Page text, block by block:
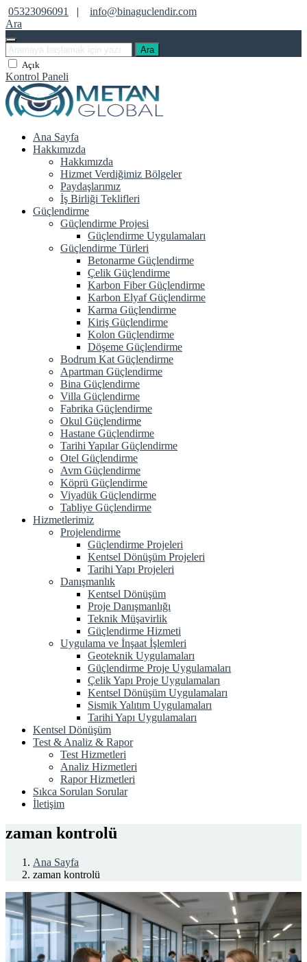
05323096091 |
info@binaguclendir.com
Ara
Ara
Açık
Kontrol Paneli
Ana Sayfa
Hakkımızda
Hakkımızda
Hizmet Verdiğimiz Bölgeler
Paydaşlarımız
İş Birliği Teklifleri
Güçlendirme
Güçlendirme Projesi
Güçlendirme Uygulamaları
Güçlendirme Türleri
Betonarme Güçlendirme
Çelik Güçlendirme
Karbon Fiber Güçlendirme
Karbon Elyaf Güçlendirme
Karma Güçlendirme
Kiriş Güçlendirme
Kolon Güçlendirme
Döşeme Güçlendirme
Bodrum Kat Güçlendirme
Apartman Güçlendirme
Bina Güçlendirme
Villa Güçlendirme
Fabrika Güçlendirme
Okul Güçlendirme
Hastane Güçlendirme
Tarihi Yapılar Güçlendirme
Otel Güçlendirme
Avm Güçlendirme
Köprü Güçlendirme
Viyadük Güçlendirme
Tabliye Güçlendirme
Hizmetlerimiz
Projelendirme
Güçlendirme Projeleri
Kentsel Dönüşüm Projeleri
Tarihi Yapı Projeleri
Danışmanlık
Kentsel Dönüşüm
Proje Danışmanlığı
Teknik Müşavirlik
Güçlendirme Hizmeti
Uygulama ve İnşaat İşlemleri
Geoteknik Uygulamaları
Güçlendirme Proje Uygulamaları
Çelik Yapı Proje Uygulamaları
Kentsel Dönüşüm Uygulamaları
Sismik Yalıtım Uygulamaları
Tarihi Yapı Uygulamaları
Kentsel Dönüşüm
Test & Analiz & Rapor
Test Hizmetleri
Analiz Hizmetleri
Rapor Hizmetleri
Sıkca Sorulan Sorular
İletişim
zaman kontrolü
Ana Sayfa
zaman kontrolü